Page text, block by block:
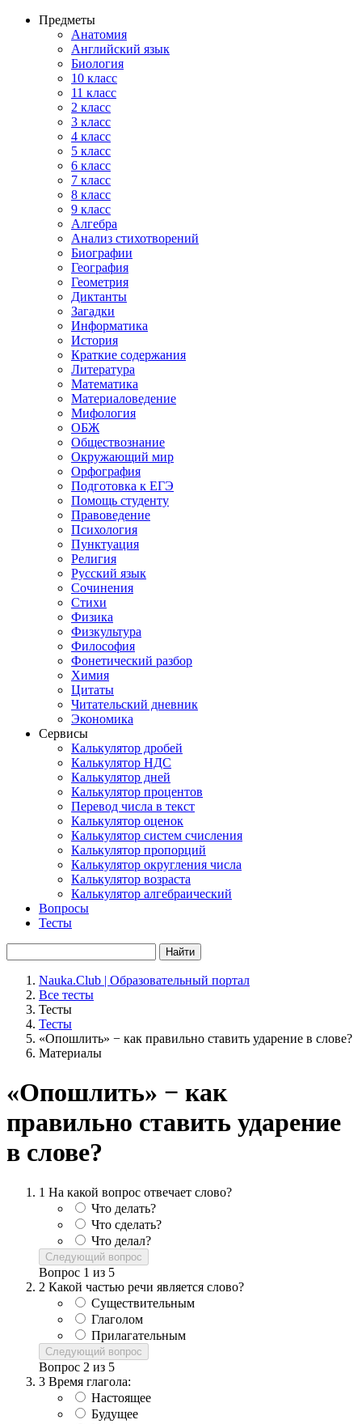
Предметы
Анатомия
Английский язык
Биология
10 класс
11 класс
2 класс
3 класс
4 класс
5 класс
6 класс
7 класс
8 класс
9 класс
Алгебра
Анализ стихотворений
Биографии
География
Геометрия
Диктанты
Загадки
Информатика
История
Краткие содержания
Литература
Математика
Материаловедение
Мифология
ОБЖ
Обществознание
Окружающий мир
Орфография
Подготовка к ЕГЭ
Помощь студенту
Правоведение
Психология
Пунктуация
Религия
Русский язык
Сочинения
Стихи
Физика
Физкультура
Философия
Фонетический разбор
Химия
Цитаты
Читательский дневник
Экономика
Сервисы
Калькулятор дробей
Калькулятор НДС
Калькулятор дней
Калькулятор процентов
Перевод числа в текст
Калькулятор оценок
Калькулятор систем счисления
Калькулятор пропорций
Калькулятор округления числа
Калькулятор возраста
Калькулятор алгебраический
Вопросы
Тесты
Найти
Nauka.Club | Образовательный портал
Все тесты
Тесты
Тесты
«Опошлить» − как правильно ставить ударение в слове?
Материалы
«Опошлить» − как
правильно ставить ударение
в слове?
1 На какой вопрос отвечает слово?
Что делать?
Что сделать?
Что делал?
Следующий вопрос
Вопрос 1 из 5
2 Какой частью речи является слово?
Существительным
Глаголом
Прилагательным
Следующий вопрос
Вопрос 2 из 5
3 Время глагола:
Настоящее
Будущее